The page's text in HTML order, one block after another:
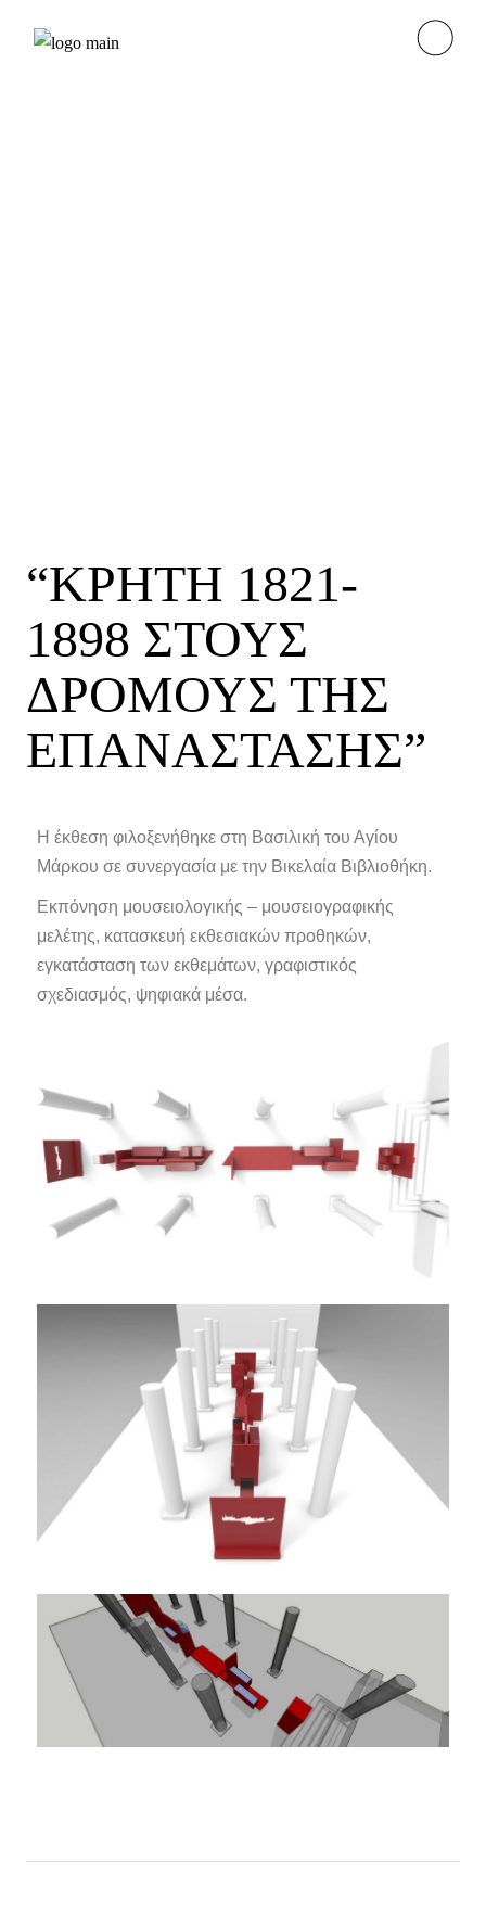
“ΚΡΗΤΗ 1821-
1898 ΣΤΟΥΣ
ΔΡΟΜΟΥΣ ΤΗΣ
ΕΠΑΝΑΣΤΑΣΗΣ”
Η έκθεση φιλοξενήθηκε στη Βασιλική του Αγίου
Μάρκου σε συνεργασία με την Βικελαία Βιβλιοθήκη.
Εκπόνηση μουσειολογικής – μουσειογραφικής
μελέτης, κατασκευή εκθεσιακών προθηκών,
εγκατάσταση των εκθεμάτων, γραφιστικός
σχεδιασμός, ψηφιακά μέσα.